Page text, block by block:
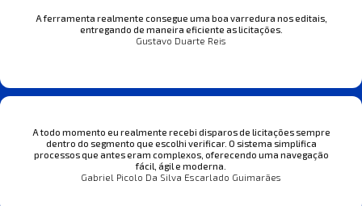
A ferramenta realmente consegue uma boa varredura nos editais,
entregando de maneira eficiente as licitações.
Gustavo Duarte Reis
A todo momento eu realmente recebi disparos de licitações sempre
dentro do segmento que escolhi verificar. O sistema simplifica
processos que antes eram complexos, oferecendo uma navegação
fácil, ágil e moderna.
Gabriel Picolo Da Silva Escarlado Guimarães